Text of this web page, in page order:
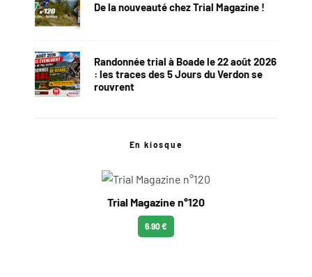
De la nouveauté chez Trial Magazine !
Randonnée trial à Boade le 22 août 2026
: les traces des 5 Jours du Verdon se
rouvrent
En kiosque
Trial Magazine n°120
6.90 €